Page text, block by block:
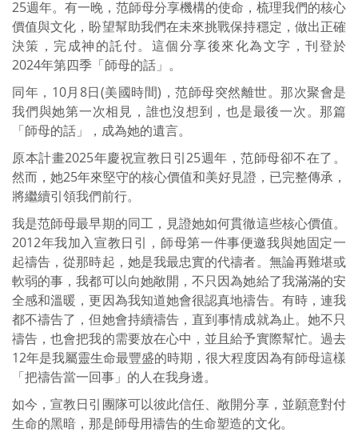
25週年。有一晚，范師母分享機構的使命，梳理我們的核心
價值與文化，盼望幫助我們在未來挑戰保持穩定，做出正確
決策，完成神的託付。這個分享後來化為文字，刊登於
2024年第四季「師母的話」。
同年，10月8日(美國時間)，范師母突然離世。那次聚會是
我們與她第一次相見，誰也沒想到，也是最後一次。那篇
「師母的話」，成為她的遺言。
原本計畫2025年慶祝宣教日引25週年，范師母卻不在了。
然而，她25年來堅守的核心價值和美好見證，已完整傳承，
將繼續引領我們前行。
我是范師母最早期的同工，見證她如何貫徹這些核心價值。
2012年我加入宣教日引，師母第一件事便邀我與她固定一
起禱告，從那時起，她是我最忠實的代禱者。無論再難堪或
軟弱的事，我都可以向她敞開，不只因為她給了我滿滿的安
全感和溫暖，更因為我知道她會很認真地禱告。有時，連我
都不禱告了，但她會持續禱告，直到事情成就為止。她不只
禱告，也會把我的需要放在心中，並且給予實際幫忙。過去
12年是我屬靈生命最豐盛的時期，很大程度因為有師母這樣
「把禱告當一回事」的人在我身邊。
如今，宣教日引團隊可以彼此信任、敞開分享，並願意對付
生命的黑暗，那是師母用禱告的生命塑造的文化。